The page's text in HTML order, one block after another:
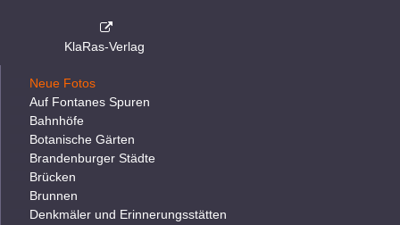
KlaRas-Verlag
Neue Fotos
Auf Fontanes Spuren
Bahnhöfe
Botanische Gärten
Brandenburger Städte
Brücken
Brunnen
Denkmäler und Erinnerungsstätten